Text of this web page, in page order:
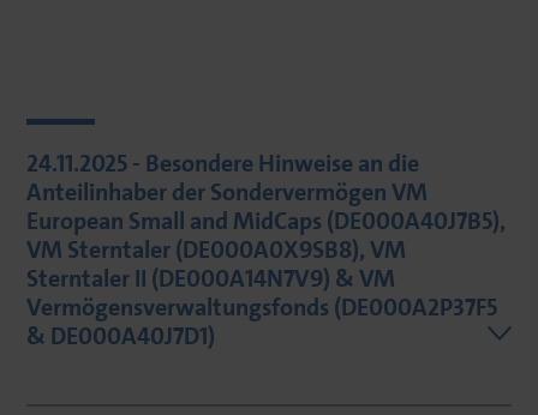
24.11.2025 - Besondere Hinweise an die
Anteilinhaber der Sondervermögen VM
European Small and MidCaps (DE000A40J7B5),
VM Sterntaler (DE000A0X9SB8), VM
Sterntaler II (DE000A14N7V9) & VM
Vermögensverwaltungsfonds (DE000A2P37F5
& DE000A40J7D1)